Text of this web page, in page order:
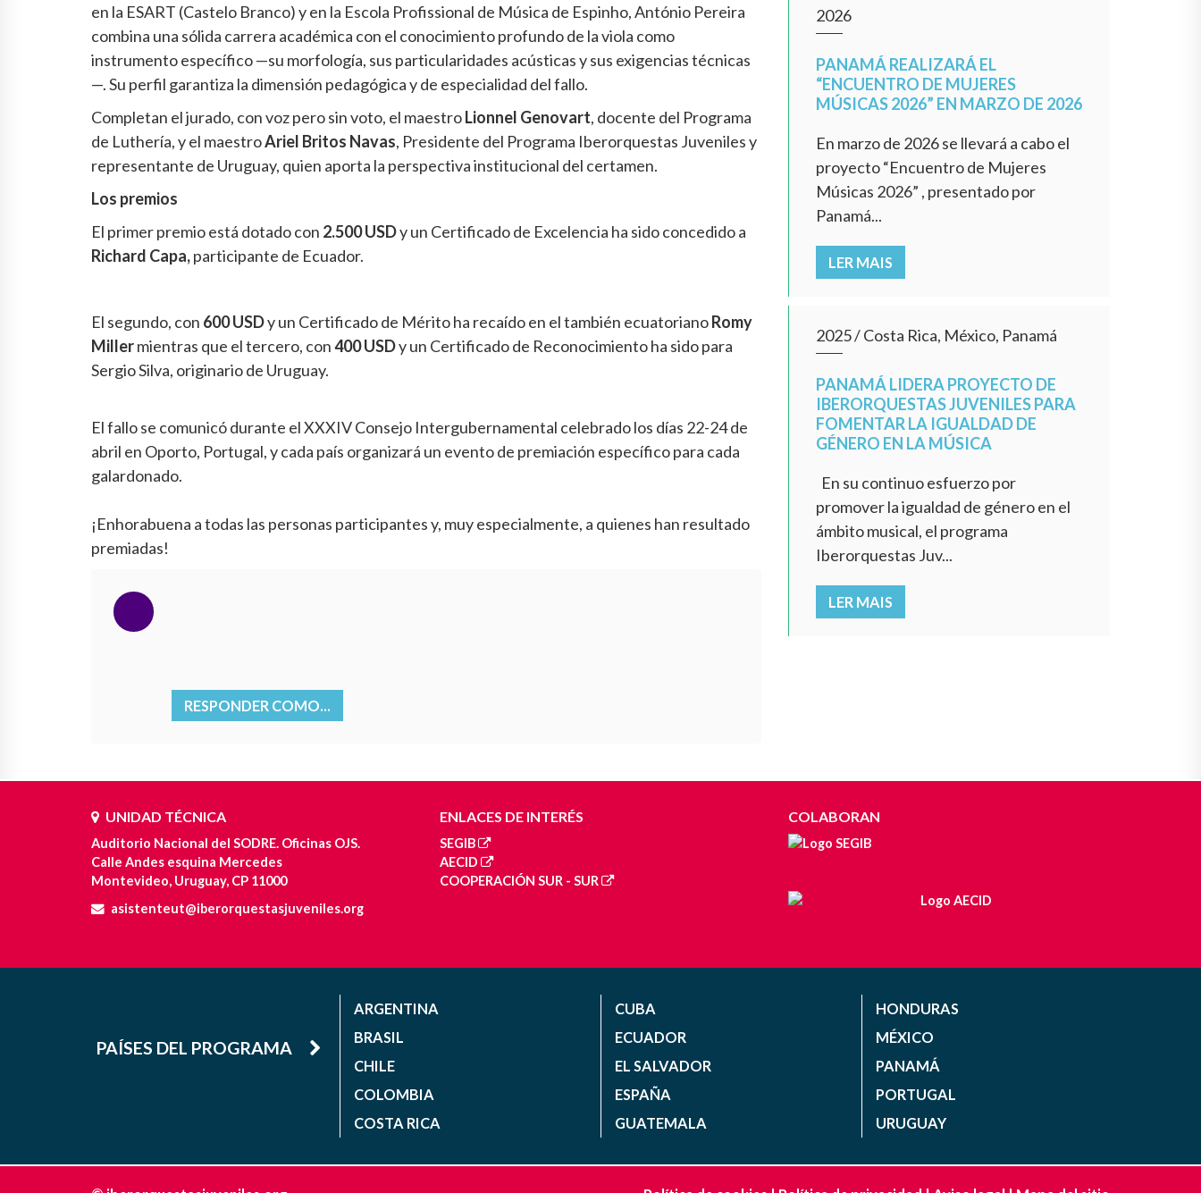
en la ESART (Castelo Branco) y en la Escola Profissional de Música de Espinho, António Pereira
combina una sólida carrera académica con el conocimiento profundo de la viola como
instrumento específico —su morfología, sus particularidades acústicas y sus exigencias técnicas
—. Su perfil garantiza la dimensión pedagógica y de especialidad del fallo.
Completan el jurado, con voz pero sin voto, el maestroLionnel Genovart, docente del Programa
de Luthería, y el maestroAriel Britos Navas, Presidente del Programa Iberorquestas Juveniles y
representante de Uruguay, quien aporta la perspectiva institucional del certamen.
Los premios
El primer premio está dotado con 2.500 USDy un Certificado de Excelencia ha sido concedido a
Richard Capa,participante de Ecuador.
El segundo, con 600 USDy un Certificado de Mérito ha recaído en el también ecuatorianoRomy
Millermientras que el tercero, con400 USDy un Certificado de Reconocimiento ha sido para
Sergio Silva, originario de Uruguay.
El fallo se comunicó durante el XXXIV Consejo Intergubernamental celebrado los días 22-24 de
abril en Oporto, Portugal, y cada país organizará un evento de premiación específico para cada
galardonado.
¡Enhorabuena a todas las personas participantes y, muy especialmente, a quienes han resultado
premiadas!
RESPONDER COMO...
2026
PANAMÁ REALIZARÁ EL
“ENCUENTRO DE MUJERES
MÚSICAS 2026” EN MARZO DE 2026
En marzo de 2026 se llevará a cabo el
proyecto “Encuentro de Mujeres
Músicas 2026” , presentado por
Panamá...
LER MAIS
2025/Costa Rica, México, Panamá
PANAMÁ LIDERA PROYECTO DE
IBERORQUESTAS JUVENILES PARA
FOMENTAR LA IGUALDAD DE
GÉNERO EN LA MÚSICA
En su continuo esfuerzo por
promover la igualdad de género en el
ámbito musical, el programa
Iberorquestas Juv...
LER MAIS
UNIDAD TÉCNICA
Auditorio Nacional del SODRE. Oficinas OJS.
Calle Andes esquina Mercedes
Montevideo, Uruguay, CP 11000
asistenteut@iberorquestasjuveniles.org
ENLACES DE INTERÉS
SEGIB
AECID
COOPERACIÓN SUR - SUR
COLABORAN
PAÍSES DEL PROGRAMA
ARGENTINA
BRASIL
CHILE
COLOMBIA
COSTA RICA
CUBA
ECUADOR
EL SALVADOR
ESPAÑA
GUATEMALA
HONDURAS
MÉXICO
PANAMÁ
PORTUGAL
URUGUAY